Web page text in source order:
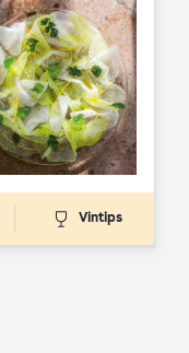
Vintips